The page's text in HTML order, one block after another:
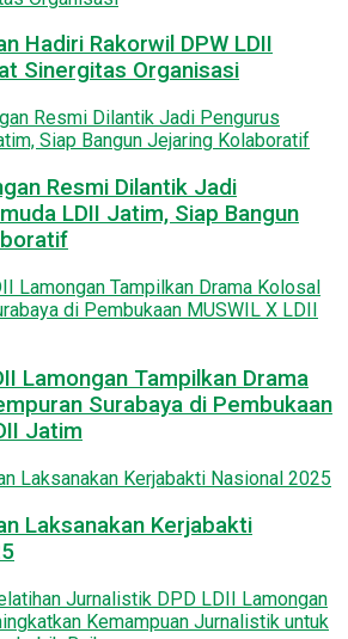
Hadiri Rakorwil DPW LDII
Sinergitas Organisasi
Resmi Dilantik Jadi
LDII Jatim, Siap Bangun
Lamongan Tampilkan Drama
Surabaya di Pembukaan
Jatim
Laksanakan Kerjabakti